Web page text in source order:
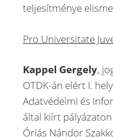
teljesítménye
Pro Universitate
Kappel Gergely,
OTDK-án elért I.
Adatvédelmi és
által kiírt
Óriás Nándor